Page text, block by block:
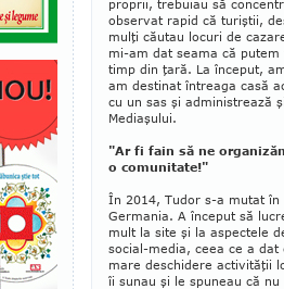
proprii, trebuiau să
observat rapid că turiştii,
mulţi căutau locuri de
mi-am dat seama că
timp din ţară. La început,
am destinat întreaga casă
cu un sas şi administrează
Mediaşului.
"Ar fi fain să ne
o comunitate!"
În 2014, Tudor s-a mutat în
Germania. A început să
mult la site şi la aspectele
social-media, ceea ce a dat
mare deschidere activităţii
îi sunau şi le spuneau că nu